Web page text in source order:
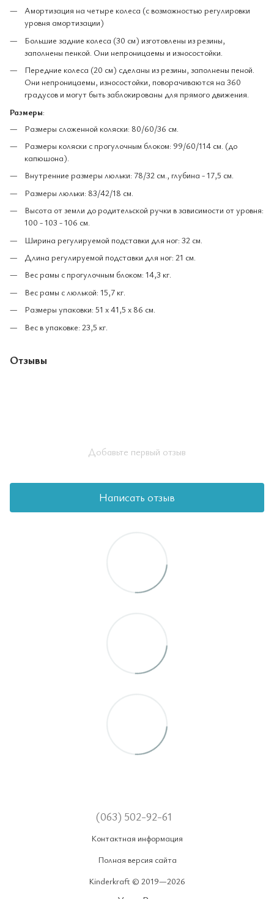
Амортизация на четыре колеса (с возможностью регулировки
уровня амортизации)
Большие задние колеса (30 см) изготовлены из резины,
заполнены пенкой. Они непроницаемы и износостойки.
Передние колеса (20 см) сделаны из резины, заполнены пеной.
Они непроницаемы, износостойки, поворачиваются на 360
градусов и могут быть заблокированы для прямого движения.
Размеры:
Размеры сложенной коляски: 80/60/36 см.
Размеры коляски с прогулочным блоком: 99/60/114 см. (до
капюшона).
Внутренние размеры люльки: 78/32 см., глубина - 17,5 см.
Размеры люльки: 83/42/18 см.
Высота от земли до родительской ручки в зависимости от уровня:
100 - 103 - 106 см.
Ширина регулируемой подставки для ног: 32 см.
Длина регулируемой подставки для ног: 21 см.
Вес рамы с прогулочным блоком: 14,3 кг.
Вес рамы с люлькой: 15,7 кг.
Размеры упаковки: 51 x 41,5 x 86 см.
Вес в упаковке: 23,5 кг.
Отзывы
Добавьте первый отзыв
Написать отзыв
(063) 502-92-61
Контактная информация
Полная версия сайта
Kinderkraft © 2019—2026